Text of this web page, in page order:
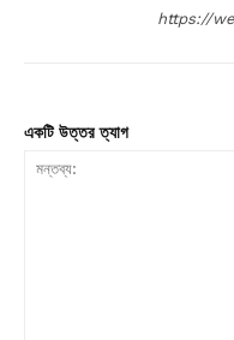
https://
একটি উত্তর ত্যাগ